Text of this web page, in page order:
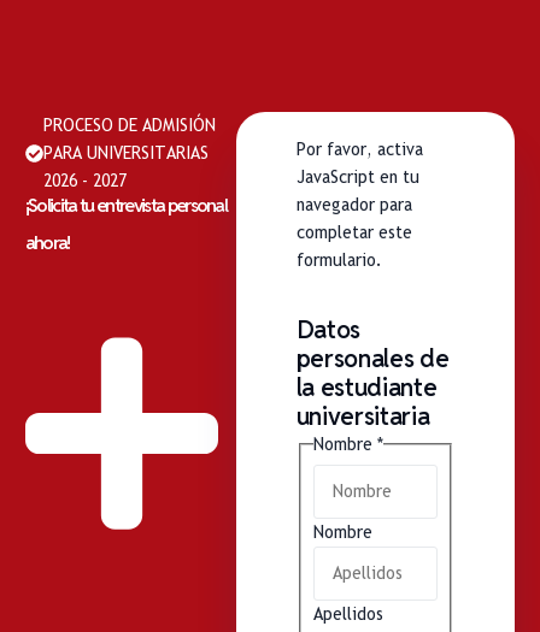
PROCESO DE ADMISIÓN
PARA UNIVERSITARIAS
2026 - 2027
¡Solicita tu entrevista personal
ahora!
Por favor, activa
JavaScript en tu
navegador para
completar este
formulario.
Datos
personales de
la estudiante
universitaria
Nombre *
Nombre
Apellidos